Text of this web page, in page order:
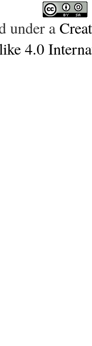
under a
4.0